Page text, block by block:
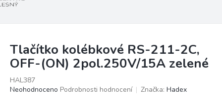
Tlačítko kolébkové RS-211-2C,
OFF-(ON) 2pol.250V/15A zelené
HAL387
Průměrné
Neohodnoceno Podrobnosti hodnocení Značka: Hadex